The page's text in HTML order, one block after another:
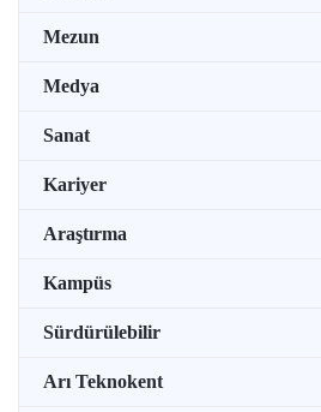
Mezun
Medya
Sanat
Kariyer
Araştırma
Kampüs
Sürdürülebilir
Arı Teknokent